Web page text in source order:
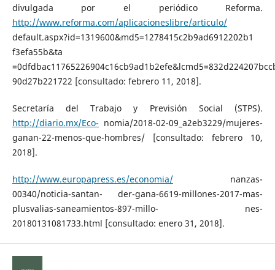
divulgada por el periódico Reforma.
http://www.reforma.com/aplicacioneslibre/articulo/
default.aspx?id=1319600&md5=1278415c2b9ad6912202b1
f3efa55b&ta
90d27b221722 [consultado: febrero 11, 2018].
Secretaría del Trabajo y Previsión Social (STPS).
http://diario.mx/Eco- nomia/2018-02-09_a2eb3229/mujeres-
ganan-22-menos-que-hombres/ [consultado: febrero 10,
2018].
http://www.europapress.es/economia/nanzas-
00340/noticia-santan- der-gana-6619-millones-2017-mas-
plusvalias-saneamientos-897-millo- nes-
20180131081733.html [consultado: enero 31, 2018].